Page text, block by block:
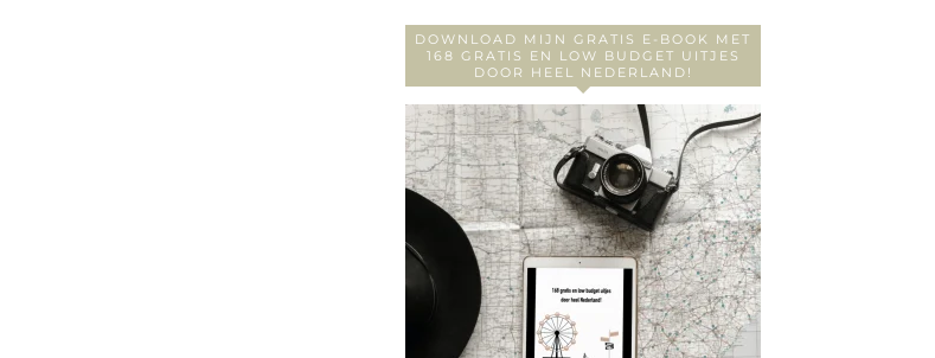
DOWNLOAD MIJN GRATIS E-BOOK MET
168 GRATIS EN LOW BUDGET UITJES
DOOR HEEL NEDERLAND!